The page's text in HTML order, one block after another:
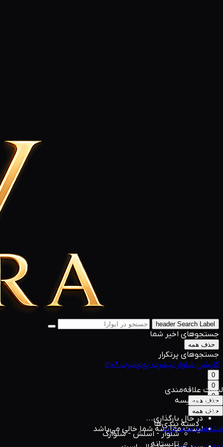
header Search Label
جستجوهای اخیر شما
حذف همه
جستجوهای پرتکرار
کاپشنشلوارتیشرتپولوشرت1208
0
لیست علاقه‌مندی
حذف همه
در حال بارگذاری...
0
لیست مقایسه
حذف همه
لیست مقایسه شما خالی می‌باشد
0
مشاهده سبد خرید
دسته بندی‌ها
شلوار - اسلش - شلوارک
تابستانه